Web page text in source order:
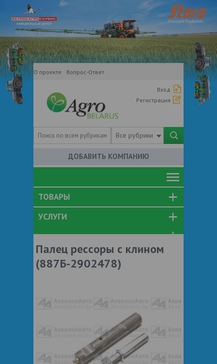
О проекте Вопрос-Ответ
Вход
Регистрация
Все рубрики
ДОБАВИТЬ КОМПАНИЮ
ТОВАРЫ
УСЛУГИ
Палец рессоры с клином
(887Б-2902478)